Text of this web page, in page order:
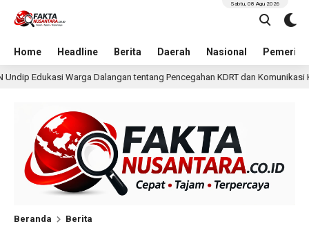
Home Headline Berita Daerah Nasional
Sabtu, 08 Agu 2026
Pencegahan KDRT dan Komunikasi Keluarga 12 jam lalu
Beranda Berita